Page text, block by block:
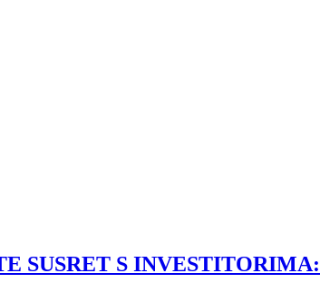
SUSRET S